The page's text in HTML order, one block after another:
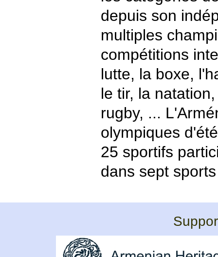
depuis son
multiples
compétitions
lutte, la boxe,
le tir, la
rugby, ...
olympiques
25 sportifs
dans sept